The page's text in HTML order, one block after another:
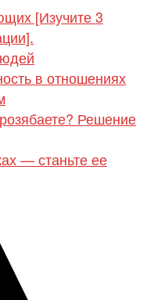
[Изучите 3
в отношениях
Решение
— станьте ее